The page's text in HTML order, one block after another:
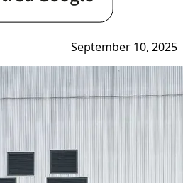
September 10, 2025